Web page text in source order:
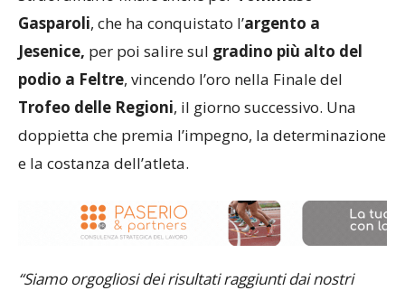
Straordinario finale anche per
Gasparoli
, che ha conquistato l’ argento a
Jesenice,
per poi salire sul gradino più alto del
podio a Feltre
, vincendo l’oro nella Finale del
Trofeo delle Regioni
, il giorno successivo. Una
doppietta che premia l’impegno, la determinazione